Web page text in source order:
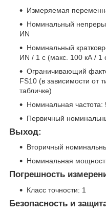
Измеряемая
Номинальный
ИN
Номинальный
ИN / 1 с (макс. 100 кА / 1
Ограничивающий
FS10 (в зависимости от
табличке)
Номинальная
Первичный
Выход:
Вторичный
Номинальная
Погрешность
Класс точности: 1
Безопасность и